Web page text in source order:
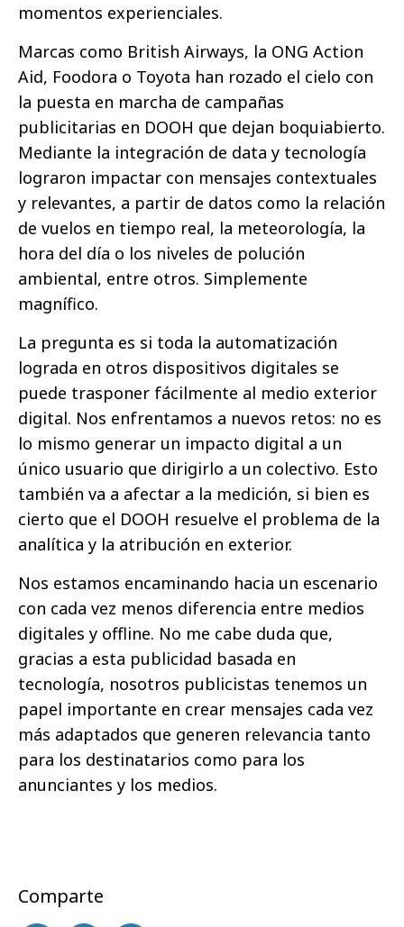
momentos experienciales.
Marcas como British Airways, la ONG Action
Aid, Foodora o Toyota han rozado el cielo con
la puesta en marcha de campañas
publicitarias en DOOH que dejan boquiabierto.
Mediante la integración de data y tecnología
lograron impactar con mensajes contextuales
y relevantes, a partir de datos como la relación
de vuelos en tiempo real, la meteorología, la
hora del día o los niveles de polución
ambiental, entre otros. Simplemente
magnífico.
La pregunta es si toda la automatización
lograda en otros dispositivos digitales se
puede trasponer fácilmente al medio exterior
digital. Nos enfrentamos a nuevos retos: no es
lo mismo generar un impacto digital a un
único usuario que dirigirlo a un colectivo. Esto
también va a afectar a la medición, si bien es
cierto que el DOOH resuelve el problema de la
analítica y la atribución en exterior.
Nos estamos encaminando hacia un escenario
con cada vez menos diferencia entre medios
digitales y offline. No me cabe duda que,
gracias a esta publicidad basada en
tecnología, nosotros publicistas tenemos un
papel importante en crear mensajes cada vez
más adaptados que generen relevancia tanto
para los destinatarios como para los
anunciantes y los medios.
Comparte